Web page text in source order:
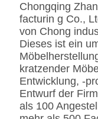
Schaum
Gewebe
SS
Chongqing
facturin g Co.,
von Chong
Dieses ist ein
kratzender
Entwicklung, -
Entwurf der
als 100